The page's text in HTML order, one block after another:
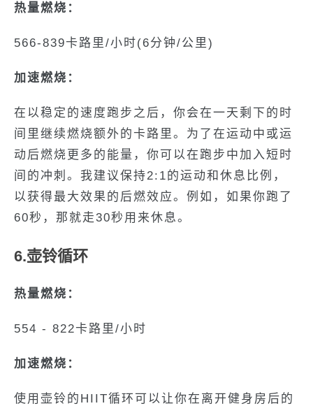
热量燃烧：
566-839卡路里/小时(6分钟/公里)
加速燃烧：
在以稳定的速度跑步之后，你会在一天剩下的时
间里继续燃烧额外的卡路里。为了在运动中或运
动后燃烧更多的能量，你可以在跑步中加入短时
间的冲刺。我建议保持2:1的运动和休息比例，
以获得最大效果的后燃效应。例如，如果你跑了
60秒，那就走30秒用来休息。
6.壶铃循环
热量燃烧：
554 - 822卡路里/小时
加速燃烧：
使用壶铃的HIIT循环可以让你在离开健身房后的